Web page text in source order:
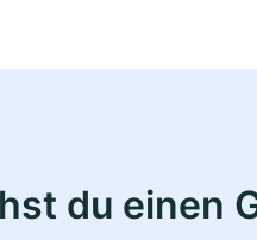
du einen